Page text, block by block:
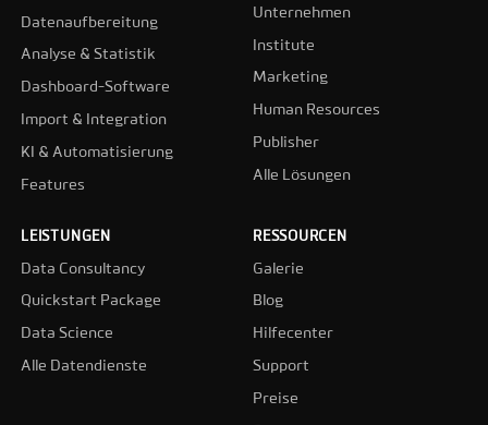
Datenaufbereitung
Analyse & Statistik
Dashboard-Software
Import & Integration
KI & Automatisierung
Features
Unternehmen
Institute
Marketing
Human Resources
Publisher
Alle Lösungen
LEISTUNGEN
Data Consultancy
Quickstart Package
Data Science
Alle Datendienste
RESSOURCEN
Galerie
Blog
Hilfecenter
Support
Preise